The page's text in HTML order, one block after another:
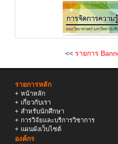
<< รายการ
รายการหลัก
+ หน้าหลัก
+ เกี่ยวกับเรา
+ สำหรับนักศึกษา
+ การวิจัยและบริการวิชาการ
+ แผนผังเว็บไซต์
องค์กร